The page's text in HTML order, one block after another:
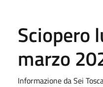
Sciopero
marzo
Informazione da Sei